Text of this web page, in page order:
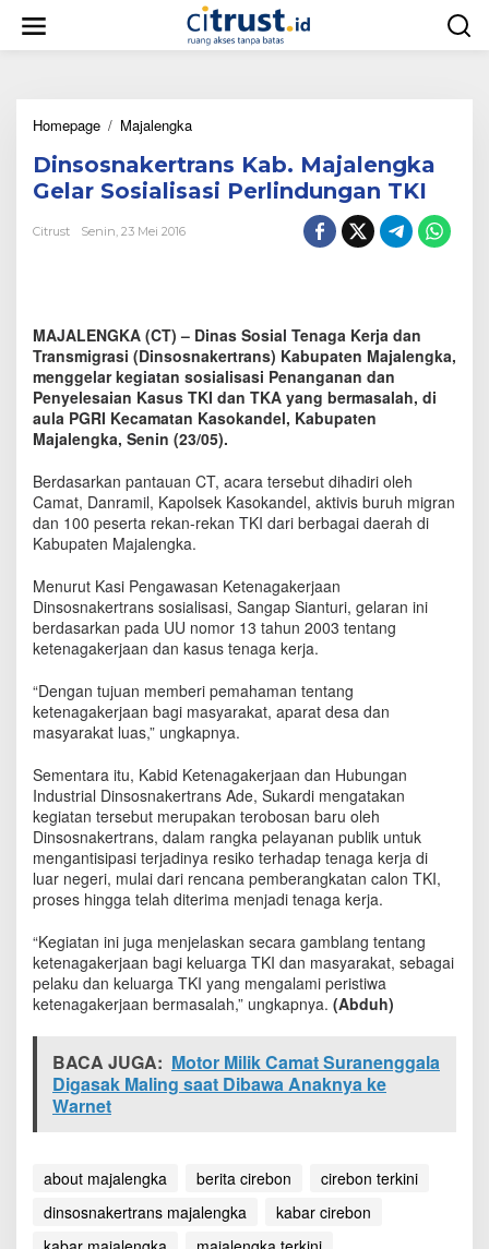
w
Homepage / Majalengka
n
s
o
t
r
a
n
s
K
b
.
M
j
l
e
n
g
a
G
e
a
r
S
o
s
i
a
l
s
a
s
i
r
l
n
g
a
n
Dinsosnakertrans Kab. Majalengka
Gelar Sosialisasi Perlindungan TKI
Citrust Senin, 23 Mei 2016
MAJALENGKA (CT) – Dinas Sosial Tenaga Kerja dan
Transmigrasi (Dinsosnakertrans) Kabupaten Majalengka,
menggelar kegiatan sosialisasi Penanganan dan
Penyelesaian Kasus TKI dan TKA yang bermasalah, di
aula PGRI Kecamatan Kasokandel, Kabupaten
Majalengka, Senin (23/05).
Berdasarkan pantauan CT, acara tersebut dihadiri oleh
Camat, Danramil, Kapolsek Kasokandel, aktivis buruh migran
dan 100 peserta rekan-rekan TKI dari berbagai daerah di
Kabupaten Majalengka.
Menurut Kasi Pengawasan Ketenagakerjaan
Dinsosnakertrans sosialisasi, Sangap Sianturi, gelaran ini
berdasarkan pada UU nomor 13 tahun 2003 tentang
ketenagakerjaan dan kasus tenaga kerja.
“Dengan tujuan memberi pemahaman tentang
ketenagakerjaan bagi masyarakat, aparat desa dan
masyarakat luas,” ungkapnya.
Sementara itu, Kabid Ketenagakerjaan dan Hubungan
Industrial Dinsosnakertrans Ade, Sukardi mengatakan
kegiatan tersebut merupakan terobosan baru oleh
Dinsosnakertrans, dalam rangka pelayanan publik untuk
mengantisipasi terjadinya resiko terhadap tenaga kerja di
luar negeri, mulai dari rencana pemberangkatan calon TKI,
proses hingga telah diterima menjadi tenaga kerja.
“Kegiatan ini juga menjelaskan secara gamblang tentang
ketenagakerjaan bagi keluarga TKI dan masyarakat, sebagai
pelaku dan keluarga TKI yang mengalami peristiwa
ketenagakerjaan bermasalah,” ungkapnya. (Abduh)
BACA JUGA: Motor Milik Camat Suranenggala
Digasak Maling saat Dibawa Anaknya ke
Warnet
about majalengka berita cirebon
cirebon terkini
dinsosnakertrans majalengka
kabar cirebon